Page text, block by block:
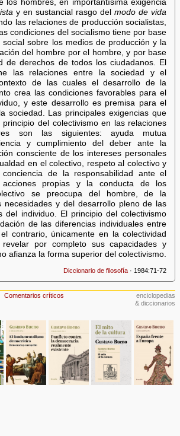
los hombres, en importantísima exigencia
y en sustancial rasgo delmodo de vida
las relaciones de producción socialistas,
condiciones del socialismo tiene por base
sobre los medios de producción y la
del hombre por el hombre, y por base
de derechos de todos los ciudadanos. El
las relaciones entre la sociedad y el
de las cuales el desarrollo de la
crea las condiciones favorables para el
y este desarrollo es premisa para el
sociedad. Las principales exigencias que
del colectivismo en las relaciones
son las siguientes: ayuda mutua
y cumplimiento del deber ante la
consciente de los intereses personales
en el colectivo, respeto al colectivo y
de la responsabilidad ante el
propias y la conducta de los
se preocupa del hombre, de la
necesidades y del desarrollo pleno de las
del individuo. El principio del colectivismo
de las diferencias individuales entre
contrario, únicamente en la colectividad
por completo sus capacidades y
afianza la forma superior del colectivismo.
Diccionario de filosofía · 1984:71-72
Comentarios críticos
enciclopedias
& diccionarios